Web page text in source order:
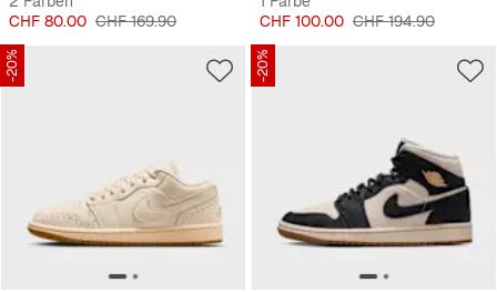
Preis
CHF 80.00 Originalpreis
CHF 169.90
Preis
CHF 100.00 Originalpreis
CHF 194.90
-20% -20%